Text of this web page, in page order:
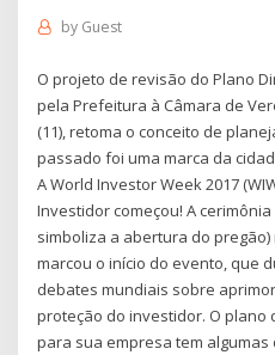
by Guest
O projeto de revisão do Plano
pela Prefeitura à Câmara de
(11), retoma o conceito de
passado foi uma marca da
A World Investor Week 2017
Investidor começou! A
simboliza a abertura do
marcou o início do evento, que
debates mundiais sobre
proteção do investidor. O plano
para sua empresa tem